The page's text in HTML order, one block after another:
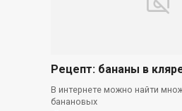
Рецепт: бананы в
В интернете можно найти
банановых